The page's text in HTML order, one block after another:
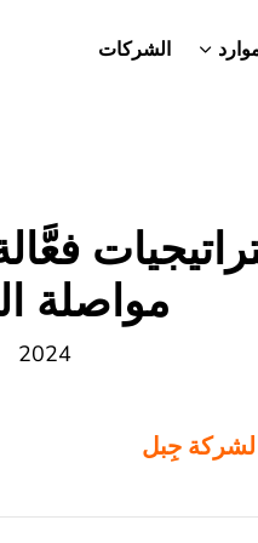
الشركات
مواصلة
2024
لشركة جِبل